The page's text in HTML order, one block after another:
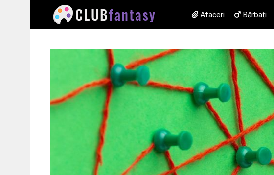
Afaceri Bărbați